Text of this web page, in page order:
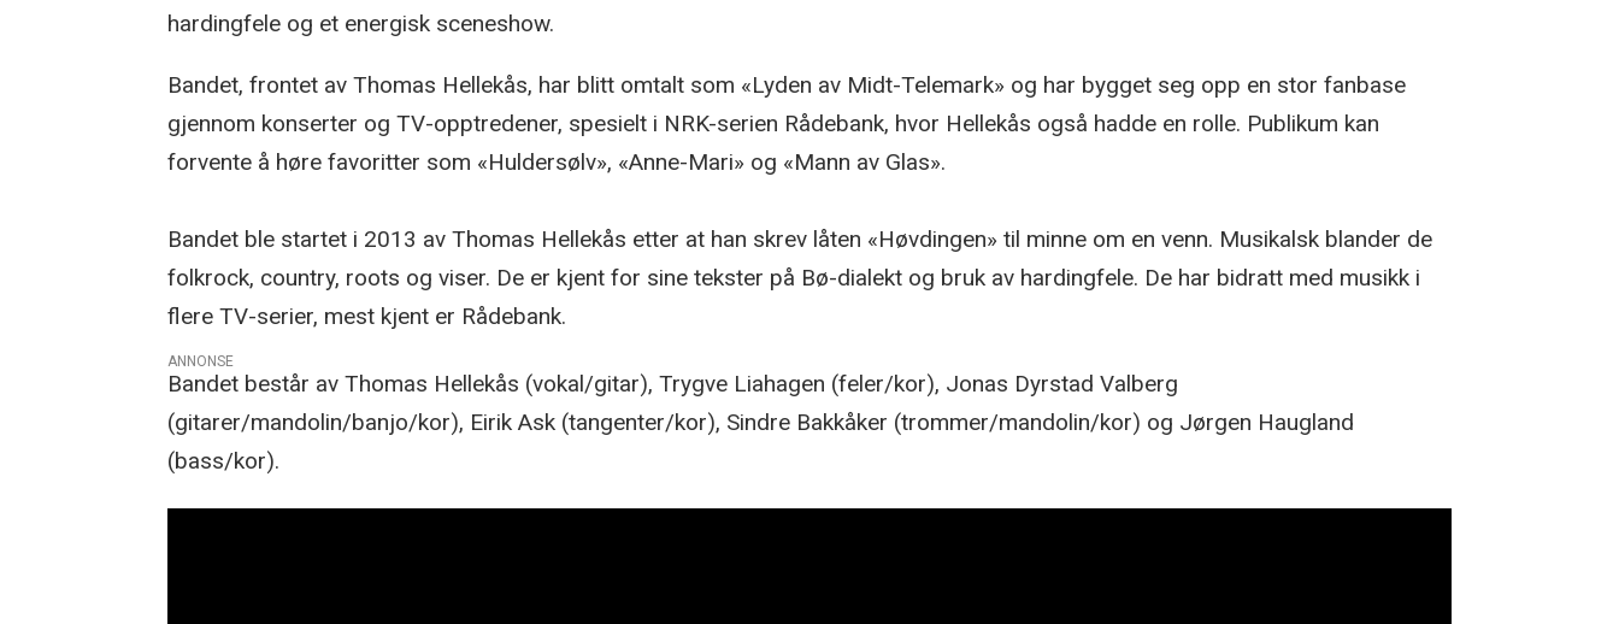
hardingfele og et energisk sceneshow.
Bandet, frontet av Thomas Hellekås, har blitt omtalt som «Lyden av Midt-Telemark» og har bygget seg opp en stor fanbase
gjennom konserter og TV-opptredener, spesielt i NRK-serien Rådebank, hvor Hellekås også hadde en rolle. Publikum kan
forvente å høre favoritter som «Huldersølv», «Anne-Mari» og «Mann av Glas».
Bandet ble startet i 2013 av Thomas Hellekås etter at han skrev låten «Høvdingen» til minne om en venn. Musikalsk blander de
folkrock, country, roots og viser. De er kjent for sine tekster på Bø-dialekt og bruk av hardingfele. De har bidratt med musikk i
flere TV-serier, mest kjent er Rådebank.
ANNONSE
Bandet består av Thomas Hellekås (vokal/gitar), Trygve Liahagen (feler/kor), Jonas Dyrstad Valberg
(gitarer/mandolin/banjo/kor), Eirik Ask (tangenter/kor), Sindre Bakkåker (trommer/mandolin/kor) og Jørgen Haugland
(bass/kor).